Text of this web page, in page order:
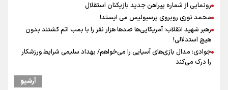
رونمایی از شماره پیراهن جدید بازیکنان استقلال
محمد نوری روبروی پرسپولیس می ایستد!
رهبر شهید انقلاب: آمریکایی‌ها صدها هزار نفر را با بمب اتم کشتند بدون
هیچ استدلالی!
جوادی: مدال بازی‌های آسیایی را می‌خواهم/ بهداد سلیمی شرایط ورزشکار
را درک می‌کند
آرشیو